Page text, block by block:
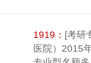
1919： [考研
医院）2015